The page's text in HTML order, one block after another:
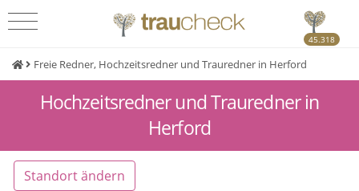
45.318
Freie Redner, Hochzeitsredner und Trauredner in Herford
Hochzeitsredner und Trauredner in
Herford
Standort ändern